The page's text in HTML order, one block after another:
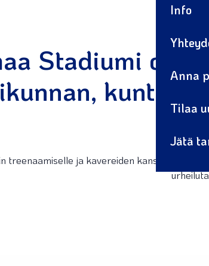
Info
Anna
Tilaa
Jätä
Stadiumi on
treenaamiselle ja kavereiden kanssa